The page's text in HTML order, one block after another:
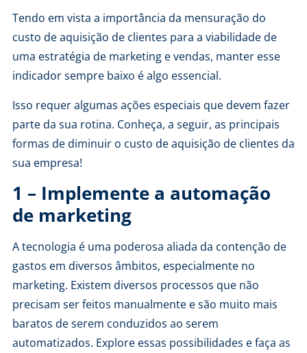
Tendo em vista a importância da mensuração do
custo de aquisição de clientes para a viabilidade de
uma estratégia de marketing e vendas, manter esse
indicador sempre baixo é algo essencial.
Isso requer algumas ações especiais que devem fazer
parte da sua rotina. Conheça, a seguir, as principais
formas de diminuir o custo de aquisição de clientes da
sua empresa!
1 – Implemente a automação
de marketing
A tecnologia é uma poderosa aliada da contenção de
gastos em diversos âmbitos, especialmente no
marketing. Existem diversos processos que não
precisam ser feitos manualmente e são muito mais
baratos de serem conduzidos ao serem
automatizados. Explore essas possibilidades e faça as